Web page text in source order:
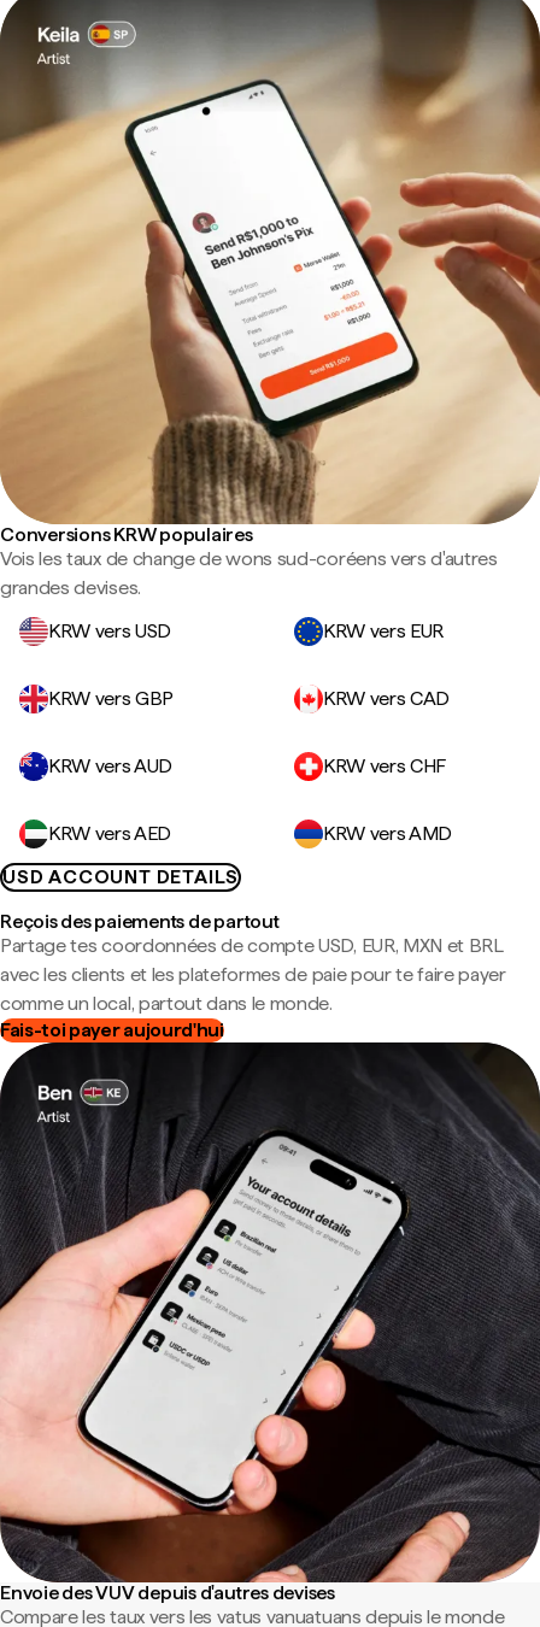
Conversions KRW populaires
Vois les taux de change de wons sud-coréens vers d'autres
grandes devises.
KRW vers USD
KRW vers EUR
KRW vers GBP KRW vers CAD
KRW vers AUD KRW vers CHF
KRW vers AED
KRW vers AMD
USD ACCOUNT DETAILS
Reçois des paiements de partout
Partage tes coordonnées de compte USD, EUR, MXN et BRL
avec les clients et les plateformes de paie pour te faire payer
comme un local, partout dans le monde.
Fais-toi payer aujourd'hui
Envoie des VUV depuis d'autres devises
Compare les taux vers les vatus vanuatuans depuis le monde